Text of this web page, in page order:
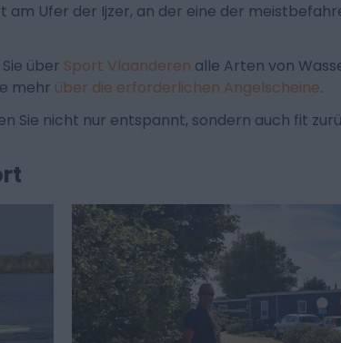
Ufer der Ijzer, an der eine der
über Sport Vlaanderen alle Arten von
mehr über die erforderlichen Angelscheine.
Sie nicht nur entspannt, sondern auch fit